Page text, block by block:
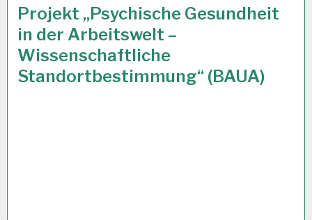
ARBEITSANALYSE…
Projekt „Psychische Gesundheit
in der Arbeitswelt –
Wissenschaftliche
Standortbestimmung“ (BAUA)
12 DEZ. 2019